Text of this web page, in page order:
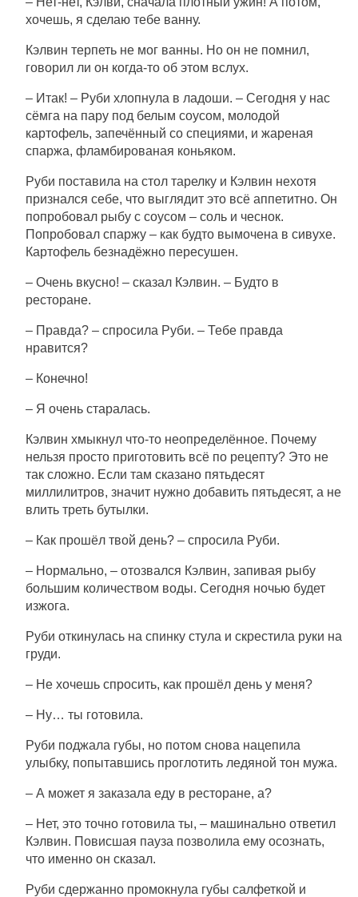
хочешь, я сделаю тебе ванну.
Кэлвин терпеть не мог ванны. Но он не помнил,
говорил ли он когда-то об этом вслух.
– Итак! – Руби хлопнула в ладоши. – Сегодня у нас
сёмга на пару под белым соусом, молодой
картофель, запечённый со специями, и жареная
спаржа, фламбированая коньяком.
Руби поставила на стол тарелку и Кэлвин нехотя
признался себе, что выглядит это всё аппетитно. Он
попробовал рыбу с соусом – соль и чеснок.
Попробовал спаржу – как будто вымочена в сивухе.
Картофель безнадёжно пересушен.
– Очень вкусно! – сказал Кэлвин. – Будто в
ресторане.
– Правда? – спросила Руби. – Тебе правда
нравится?
– Конечно!
– Я очень старалась.
Кэлвин хмыкнул что-то неопределённое. Почему
нельзя просто приготовить всё по рецепту? Это не
так сложно. Если там сказано пятьдесят
миллилитров, значит нужно добавить пятьдесят, а не
влить треть бутылки.
– Как прошёл твой день? – спросила Руби.
– Нормально, – отозвался Кэлвин, запивая рыбу
большим количеством воды. Сегодня ночью будет
изжога.
Руби откинулась на спинку стула и скрестила руки на
груди.
– Не хочешь спросить, как прошёл день у меня?
– Ну… ты готовила.
Руби поджала губы, но потом снова нацепила
улыбку, попытавшись проглотить ледяной тон мужа.
– А может я заказала еду в ресторане, а?
– Нет, это точно готовила ты, – машинально ответил
Кэлвин. Повисшая пауза позволила ему осознать,
что именно он сказал.
Руби сдержанно промокнула губы салфеткой и